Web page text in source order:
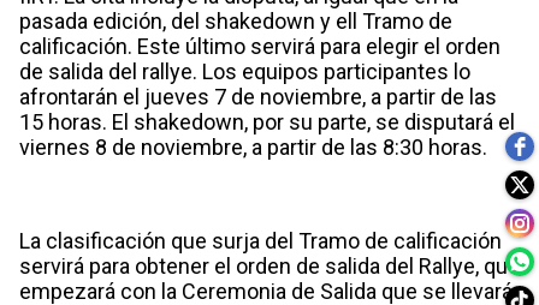
pasada edición, del shakedown y ell Tramo de
calificación. Este último servirá para elegir el orden
de salida del rallye. Los equipos participantes lo
afrontarán el jueves 7 de noviembre, a partir de las
15 horas. El shakedown, por su parte, se disputará el
viernes 8 de noviembre, a partir de las 8:30 horas.
La clasificación que surja del Tramo de calificación
servirá para obtener el orden de salida del Rallye, que
empezará con la Ceremonia de Salida que se llevará